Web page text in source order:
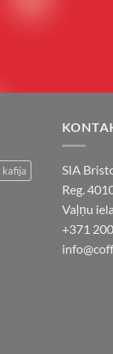
kafija
SIA
Reg.
Vaļņu
+371